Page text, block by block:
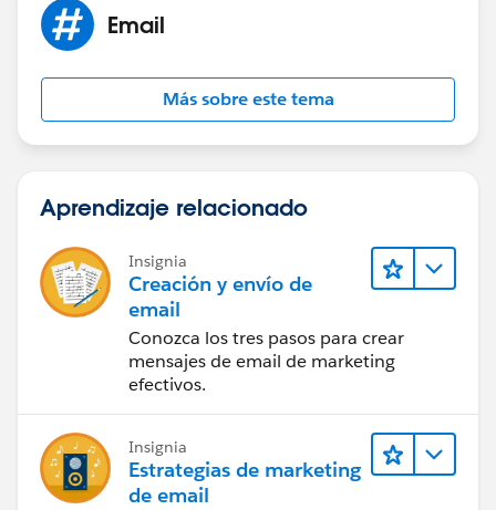
Email
Más sobre este tema
Aprendizaje relacionado
Insignia
Creación y envío de
email
Conozca los tres pasos para crear
mensajes de email de marketing
efectivos.
Insignia
Estrategias de marketing
de email